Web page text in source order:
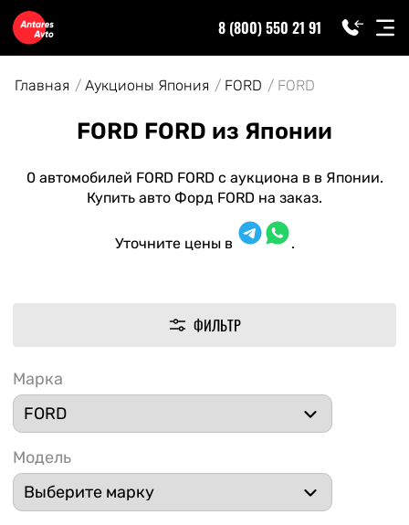
8 (800) 550 21 91
Главная Аукционы Япония FORD FORD
FORD FORD из Японии
0 автомобилей FORD FORD с аукциона в в Японии.
Купить авто Форд FORD на заказ.
Уточните цены в .
ФИЛЬТР
Марка
Модель